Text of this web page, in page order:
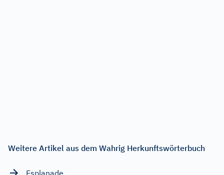
Weitere Artikel aus dem Wahrig Herkunftswörterbuch
Esplanade